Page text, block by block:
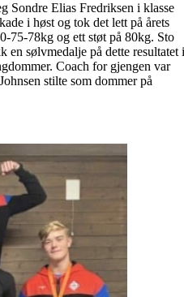
Sondre Elias Fredriksen i klasse
i høst og tok det lett på årets
75-78kg og ett støt på 80kg. Sto
en sølvmedalje på dette resultatet i
Coach for gjengen var
stilte som dommer på